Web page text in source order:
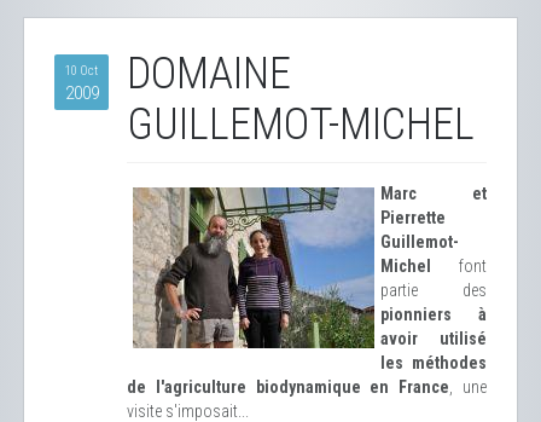
10 Oct
2009
DOMAINE
GUILLEMOT-MICHEL
Marc et
Pierrette
Guillemot-
Michel
font
partie des
pionniers à
avoir utilisé
les méthodes
de l'agriculture biodynamique en France , une
visite s'imposait...